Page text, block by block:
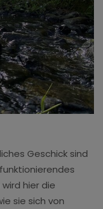
Geschick sind
hier die
sie sich von